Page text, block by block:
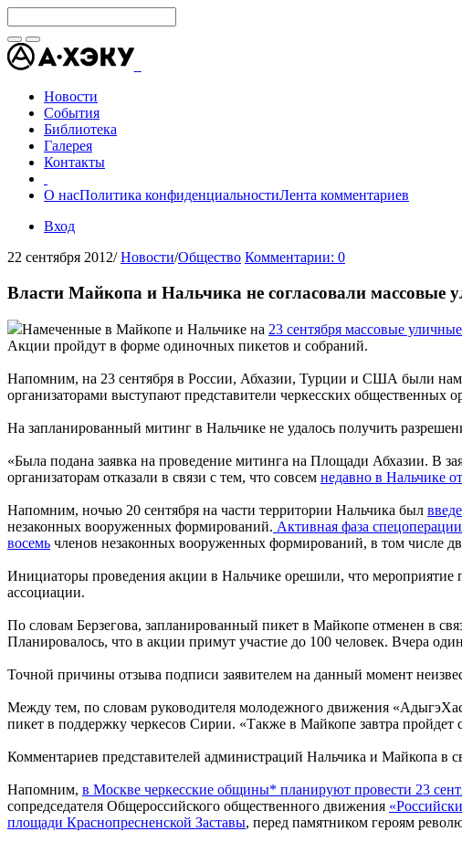
Новости
События
Библиотека
Галерея
Контакты
О насПолитика конфиденциальностиЛента комментариев
Вход
22 сентября 2012/ Новости/Общество Комментарии: 0
Власти Майкопа и Нальчика не согласовали массовые
Намеченные в Майкопе и Нальчике на 23 сентября массовые
Акции пройдут в форме одиночных пикетов и собраний.
Напомним, на 23 сентября в России, Абхазии, Турции и США были
организаторами выступают представители черкесских общественных
На запланированный митинг в Нальчике не удалось получить
«Была подана заявка на проведение митинга на Площади Абхазии. В
организаторам отказали в связи с тем, что совсем недавно в Нальчике
Напомним, ночью 20 сентября на части территории Нальчика был
незаконных вооруженных формирований. Активная фаза
восемь членов незаконных вооруженных формирований, в том числе
Инициаторы проведения акции в Нальчике орешили, что мероприятие
ассоциации.
По словам Берзегова, запланированный пикет в Майкопе отменен в
Планировалось, что в акции примут участие до 100 человек. Вчера
Точной причины отзыва подписи заявителем на данный момент
Между тем, по словам руководителя молодежного движения
пикет в поддержку черкесов Сирии. «Также в Майкопе завтра пройдет
Комментариев представителей администраций Нальчика и Майкопа в
Напомним, в Москве черкесские общины* планируют провести 23
сопредседателя Общероссийского общественного движения
площади Краснопресненской Заставы, перед памятником героям